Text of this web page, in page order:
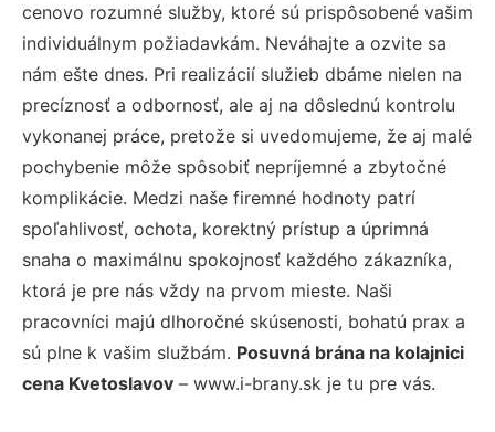
cenovo rozumné služby, ktoré sú prispôsobené vašim
individuálnym požiadavkám. Neváhajte a ozvite sa
nám ešte dnes. Pri realizácií služieb dbáme nielen na
precíznosť a odbornosť, ale aj na dôslednú kontrolu
vykonanej práce, pretože si uvedomujeme, že aj malé
pochybenie môže spôsobiť nepríjemné a zbytočné
komplikácie. Medzi naše firemné hodnoty patrí
spoľahlivosť, ochota, korektný prístup a úprimná
snaha o maximálnu spokojnosť každého zákazníka,
ktorá je pre nás vždy na prvom mieste. Naši
pracovníci majú dlhoročné skúsenosti, bohatú prax a
sú plne k vašim službám. Posuvná brána na kolajnici
cena Kvetoslavov – www.i-brany.sk je tu pre vás.